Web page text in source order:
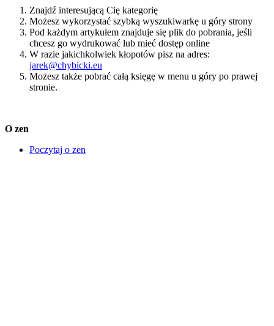
Znajdź interesującą Cię kategorię
Możesz wykorzystać szybką wyszukiwarkę u góry strony
Pod każdym artykułem znajduje się plik do pobrania, jeśli
chcesz go wydrukować lub mieć dostęp online
W razie jakichkolwiek kłopotów pisz na adres:
jarek@chybicki.eu
Możesz także pobrać całą księgę w menu u góry po prawej
stronie.
O zen
Poczytaj o zen